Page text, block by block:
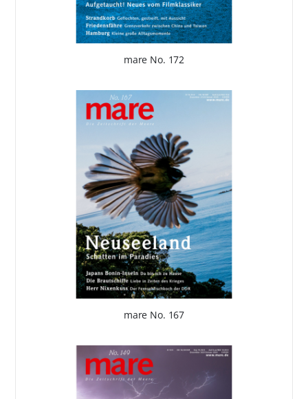
mare No. 172
mare No. 167